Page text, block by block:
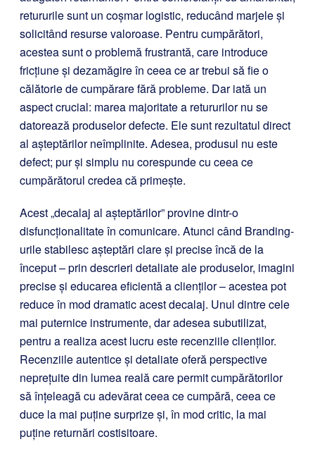
retururile sunt un coșmar logistic, reducând marjele și
solicitând resurse valoroase. Pentru cumpărători,
acestea sunt o problemă frustrantă, care introduce
fricțiune și dezamăgire în ceea ce ar trebui să fie o
călătorie de cumpărare fără probleme. Dar iată un
aspect crucial: marea majoritate a retururilor nu se
datorează produselor defecte. Ele sunt rezultatul direct
al așteptărilor neîmplinite. Adesea, produsul nu este
defect; pur și simplu nu corespunde cu ceea ce
cumpărătorul credea că primește.
Acest „decalaj al așteptărilor” provine dintr-o
disfuncționalitate în comunicare. Atunci când Branding-
urile stabilesc așteptări clare și precise încă de la
început – prin descrieri detaliate ale produselor, imagini
precise și educarea eficientă a clienților – acestea pot
reduce în mod dramatic acest decalaj. Unul dintre cele
mai puternice instrumente, dar adesea subutilizat,
pentru a realiza acest lucru este recenziile clienților.
Recenziile autentice și detaliate oferă perspective
neprețuite din lumea reală care permit cumpărătorilor
să înțeleagă cu adevărat ceea ce cumpără, ceea ce
duce la mai puține surprize și, în mod critic, la mai
puține returnări costisitoare.